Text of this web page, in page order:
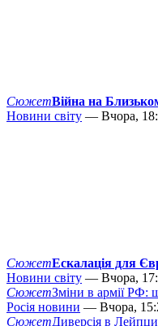
СюжетВійна на
Новини світу — Вчора,
СюжетЕскалація для
Новини світу — Вчора,
СюжетЗміни в армії РФ:
Росія новини — Вчора,
СюжетДиверсія в